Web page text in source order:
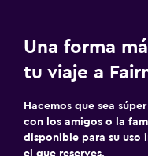
Una forma
tu viaje a
Hacemos que sea
con los amigos o la
disponible para su uso
el que reserves.